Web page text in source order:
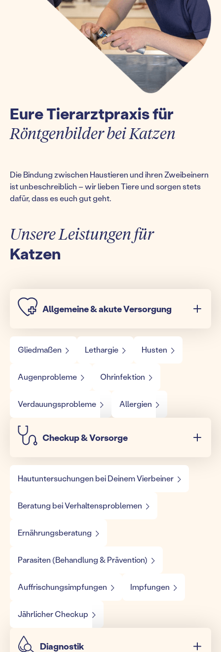
Eure Tierarztpraxis für
Röntgenbilder bei Katzen
Die Bindung zwischen Haustieren und ihren Zweibeinern
ist unbeschreiblich – wir lieben Tiere und sorgen stets
dafür, dass es euch gut geht.
Unsere Leistungen für
Katzen
Allgemeine & akute Versorgung
Gliedmaßen Lethargie Husten
Augenprobleme Ohrinfektion
Verdauungsprobleme Allergien
Checkup & Vorsorge
Hautuntersuchungen bei Deinem Vierbeiner
Beratung bei Verhaltensproblemen
Ernährungsberatung
Parasiten (Behandlung & Prävention)
Auffrischungsimpfungen Impfungen
Jährlicher Checkup
Diagnostik